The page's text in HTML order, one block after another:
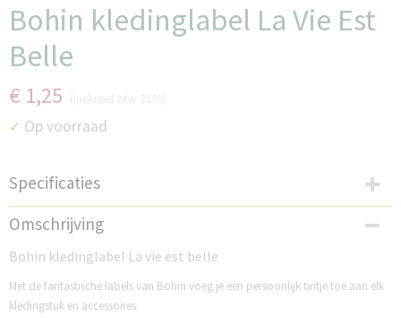
Bohin kledinglabel La Vie Est
Belle
€ 1,25
✓ Op voorraad
Specificaties
Productcode
B71051LD
Omschrijving
Bohin kledinglabel La vie est belle
Met de fantastische labels van Bohin voeg je een persoonlijk tintje toe aan elk
kledingstuk en accessoires.